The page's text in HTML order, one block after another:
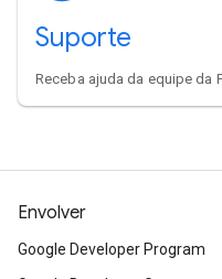
Suporte
Receba ajuda da equipe da
Envolver
Google Developer Program